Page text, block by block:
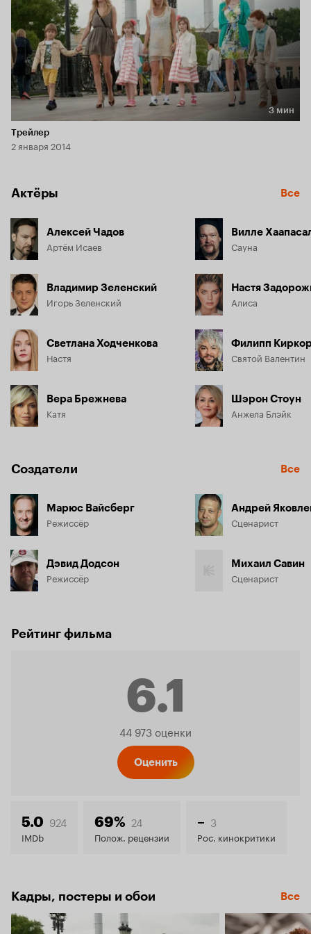
Длительность 3 мин
3 мин
Трейлер
2 января 2014
Актёры Все
Алексей Чадов
Артём Исаев
Владимир Зеленский
Игорь Зеленский
Светлана Ходченкова
Настя
Вера Брежнева
Катя
Вилле
Сауна
Настя
Алиса
Филипп
Святой Валентин
Шэрон Стоун
Анжела Блэйк
Создатели Все
Марюс Вайсберг
Режиссёр
Дэвид Додсон
Режиссёр
Андрей
Сценарист
Михаил Савин
Сценарист
Рейтинг фильма
6.1
Рейтинг
6.1
44 973 оценки
Оценить
5.0 924
IMDb
69% 24
Полож. рецензии
– 3
Рос. кинокритики
Кадры, постеры и обои Все